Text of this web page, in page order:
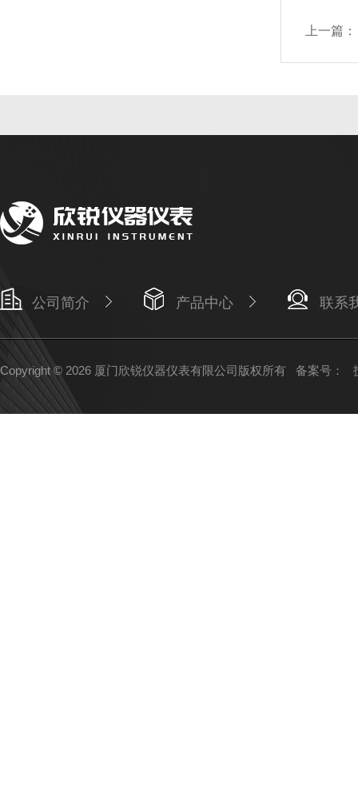
上一篇：
公司简介 产品中心 联系
Copyright © 2026 厦门欣锐仪器仪表有限公司版权所有 备案号：